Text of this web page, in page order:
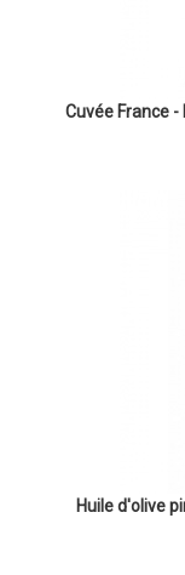
Cuvée France
Huile d'olive